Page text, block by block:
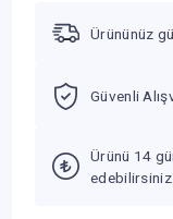
Ürününüz
Güvenli
Ürünü 14
edebilirsiniz.